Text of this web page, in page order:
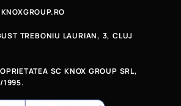
TREBONIU LAURIAN, 3, CLUJ
SC KNOX GROUP SRL,
1995.